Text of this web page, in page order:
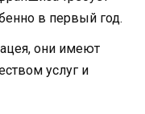
в первый год.
они имеют
услуг и